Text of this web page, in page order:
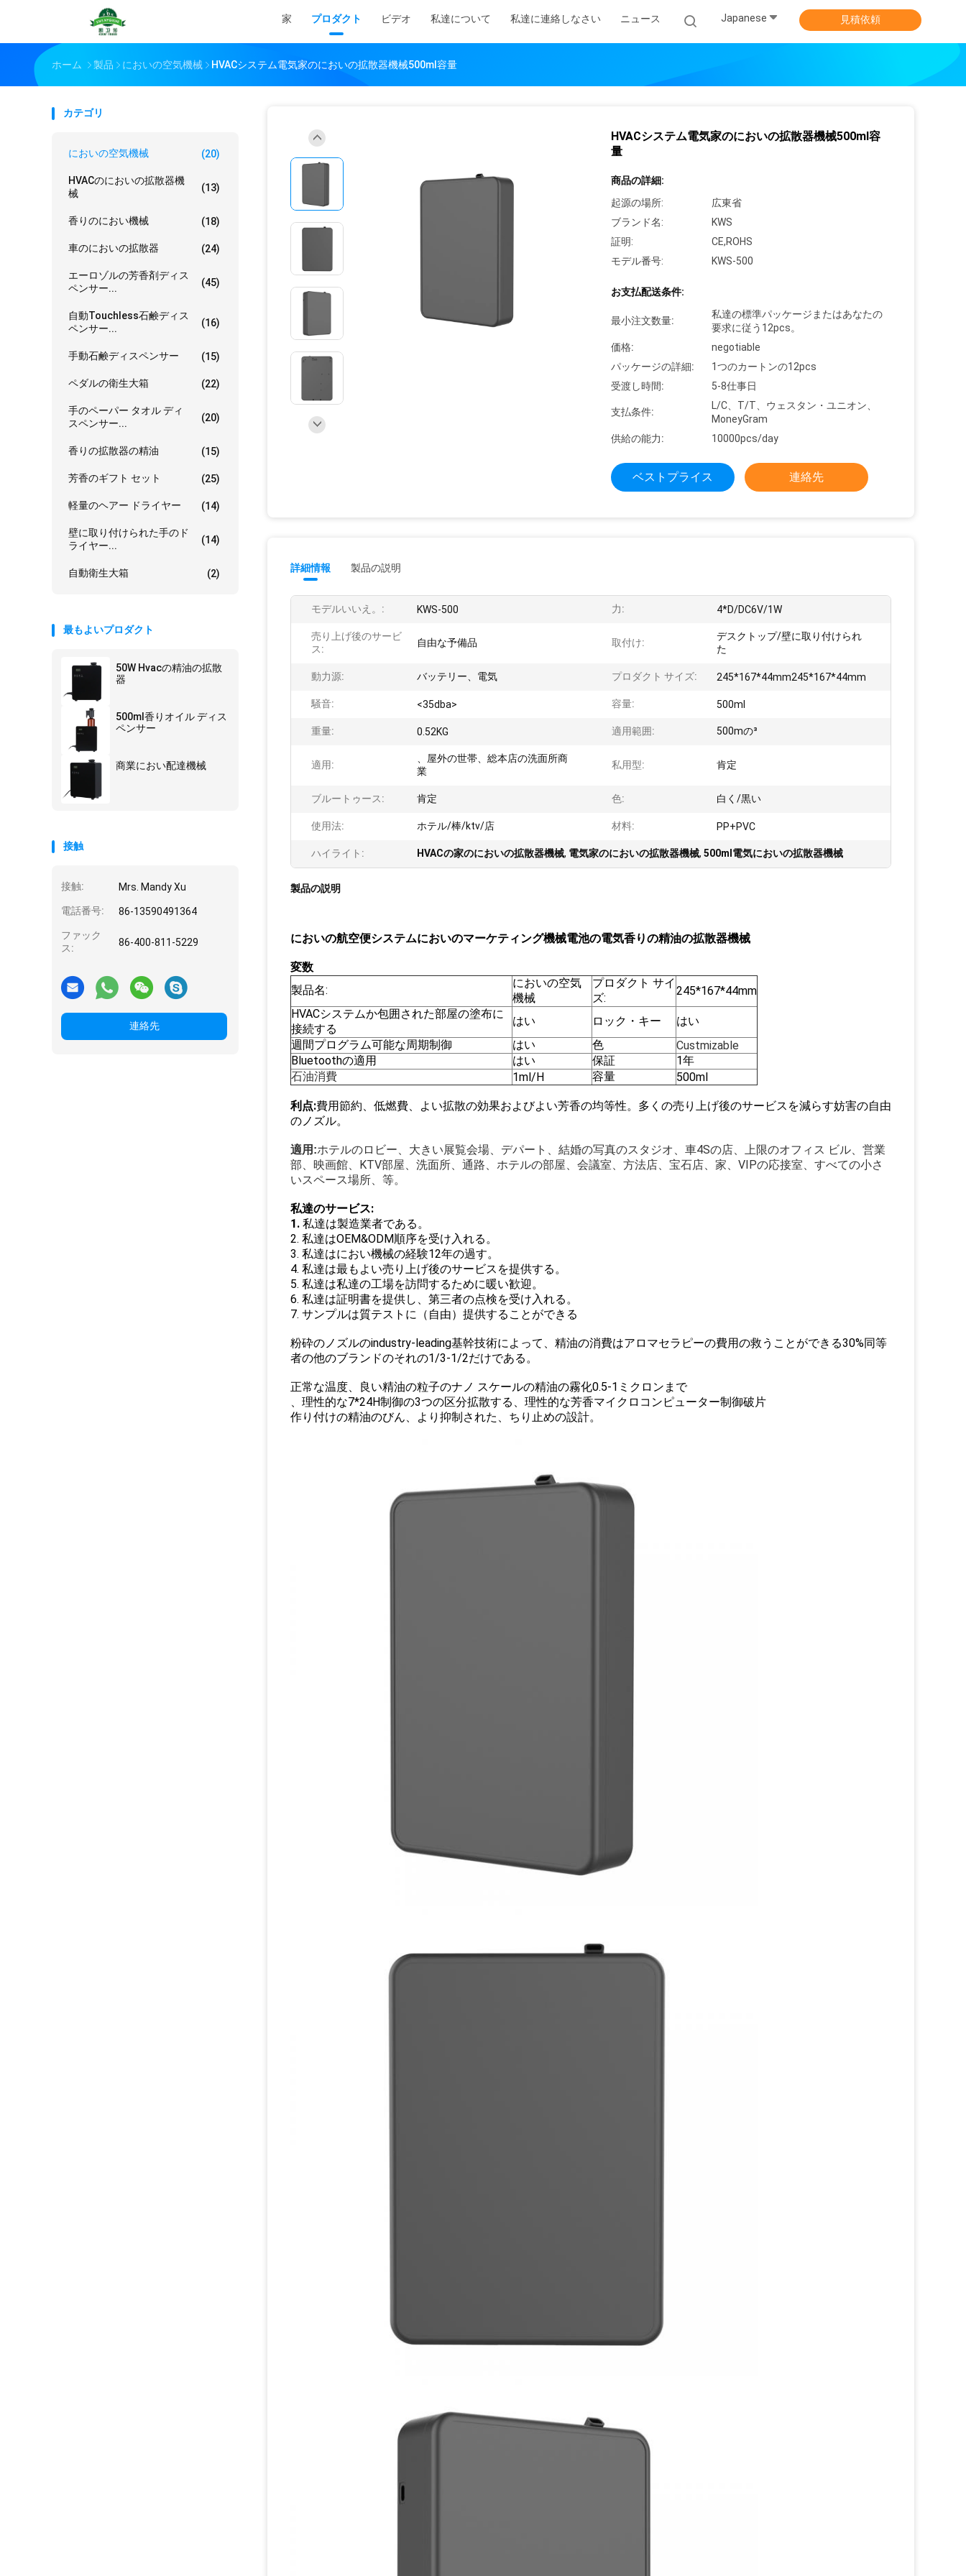
家 プロダクト ビデオ 私達について 私達に連絡しなさい ニュース Japanese 見積依頼
ホーム 製品 においの空気機械 HVACシステム電気家のにおいの拡散器機械500ml容量
カテゴリ
においの空気機械 (20)
HVACのにおいの拡散器機
械
(13)
香りのにおい機械 (18)
車のにおいの拡散器 (24)
エーロゾルの芳香剤ディス
ペンサー...
(45)
自動touchless石鹸ディス
ペンサー...
(16)
手動石鹸ディスペンサー (15)
ペダルの衛生大箱 (22)
手のペーパー タオル ディ
スペンサー...
(20)
香りの拡散器の精油 (15)
芳香のギフト セット (25)
軽量のヘアー ドライヤー (14)
壁に取り付けられた手のド
ライヤー...
(14)
自動衛生大箱 (2)
最もよいプロダクト
50W Hvacの精油の拡散
器
500ml香りオイル ディス
ペンサー
商業におい配達機械
接触
接触: Mrs. Mandy Xu
電話番号: 86-13590491364
ファック
ス:
86-400-811-5229
連絡先
HVACシステム電気家のにおいの拡散器機械500ml容
量
商品の詳細:
起源の場所:
広東省
ブランド名:
KWS
証明:
CE,ROHS
モデル番号:
KWS-500
お支払配送条件:
最小注文数量:
私達の標準パッケージまたはあなたの
要求に従う12pcs。
価格:
negotiable
パッケージの詳細:
1つのカートンの12pcs
受渡し時間:
5-8仕事日
支払条件:
L/C、T/T、ウェスタン・ユニオン、
MoneyGram
供給の能力:
10000pcs/day
ベストプライス 連絡先
詳細情報 製品の説明
モデルいいえ。: KWS-500 力: 4*D/DC6V/1W
売り上げ後のサービ
ス:
自由な予備品 取付け:
デスクトップ/壁に取り付けられ
た
動力源: バッテリー、電気 プロダクト サイズ: 245*167*44mm245*167*44mm
騒音: <35dba> 容量: 500ml
重量: 0.52KG 適用範囲: 500mの³
適用:
、屋外の世帯、総本店の洗面所商
業
私用型: 肯定
ブルートゥース: 肯定 色: 白く/黒い
使用法: ホテル/棒/ktv/店 材料: PP+PVC
ハイライト: HVACの家のにおいの拡散器機械, 電気家のにおいの拡散器機械, 500ml電気においの拡散器機械
製品の説明
においの航空便システムにおいのマーケティング機械電池の電気香りの精油の拡散器機械
変数
製品名:
においの空気
機械
プロダクト サイ
ズ:
245*167*44mm
HVACシステムか包囲された部屋の塗布に
接続する
はい ロック・キー
はい
週間プログラム可能な周期制御
はい 色
Custmizable
Bluetoothの適用
はい 保証 1年
石油消費 1ml/H 容量 500ml
利点:費用節約、低燃費、よい拡散の効果およびよい芳香の均等性。多くの売り上げ後のサービスを減らす妨害の自由
のノズル。
適用:ホテルのロビー、大きい展覧会場、デパート、結婚の写真のスタジオ、車4Sの店、上限のオフィス ビル、営業
部、映画館、KTV部屋、洗面所、通路、ホテルの部屋、会議室、方法店、宝石店、家、VIPの応接室、すべての小さ
いスペース場所、等。
私達のサービス:
1. 私達は製造業者である。
2. 私達はOEM&ODM順序を受け入れる。
3. 私達はにおい機械の経験12年の過す。
4. 私達は最もよい売り上げ後のサービスを提供する。
5. 私達は私達の工場を訪問するために暖い歓迎。
6. 私達は証明書を提供し、第三者の点検を受け入れる。
7. サンプルは質テストに（自由）提供することができる
粉砕のノズルのindustry-leading基幹技術によって、精油の消費はアロマセラピーの費用の救うことができる30%同等
者の他のブランドのそれの1/3-1/2だけである。
正常な温度、良い精油の粒子のナノ スケールの精油の霧化0.5-1ミクロンまで
、理性的な7*24H制御の3つの区分拡散する、理性的な芳香マイクロコンピューター制御破片
作り付けの精油のびん、より抑制された、ちり止めの設計。